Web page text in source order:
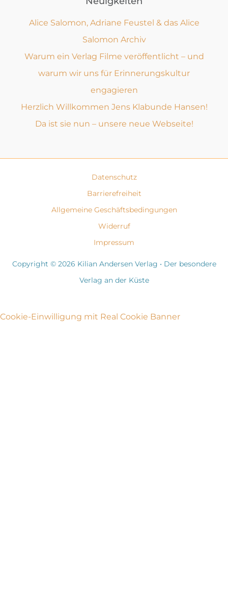
Alice Salomon, Adriane Feustel & das Alice
Salomon Archiv
Warum ein Verlag Filme veröffentlicht – und
warum wir uns für Erinnerungskultur
engagieren
Herzlich Willkommen Jens Klabunde Hansen!
Da ist sie nun – unsere neue Webseite!
Datenschutz
Barrierefreiheit
Allgemeine Geschäftsbedingungen
Widerruf
Impressum
Copyright © 2026 Kilian Andersen Verlag • Der besondere
Verlag an der Küste
Cookie-Einwilligung mit Real Cookie Banner